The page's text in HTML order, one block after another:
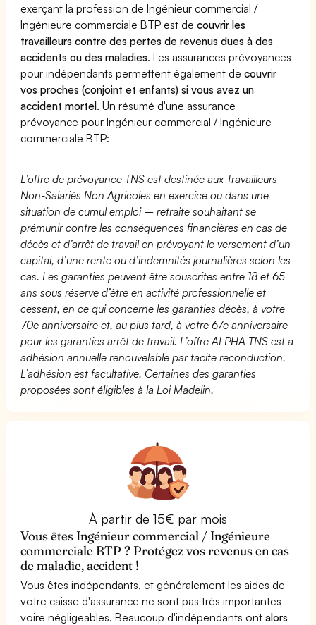
exerçant la profession de Ingénieur commercial /
Ingénieure commerciale BTP est decouvrir les
travailleurs contre des pertes de revenus dues à des
accidents ou des maladies. Les assurances prévoyances
pour indépendants permettent également decouvrir
vos proches (conjoint et enfants) si vous avez un
accident mortel. Un résumé d'une assurance
prévoyance pour Ingénieur commercial / Ingénieure
commerciale BTP:
L’offre de prévoyance TNS est destinée aux Travailleurs
Non-Salariés Non Agricoles en exercice ou dans une
situation de cumul emploi – retraite souhaitant se
prémunir contre les conséquences financières en cas de
décès et d’arrêt de travail en prévoyant le versement d’un
capital, d’une rente ou d’indemnités journalières selon les
cas. Les garanties peuvent être souscrites entre 18 et 65
ans sous réserve d’être en activité professionnelle et
cessent, en ce qui concerne les garanties décès, à votre
70e anniversaire et, au plus tard, à votre 67e anniversaire
pour les garanties arrêt de travail. L’offre ALPHA TNS est à
adhésion annuelle renouvelable par tacite reconduction.
L’adhésion est facultative. Certaines des garanties
proposées sont éligibles à la Loi Madelin.
À partir de 15€ par mois
Vous êtes Ingénieur commercial / Ingénieure
commerciale BTP ? Protégez vos revenus en cas
de maladie, accident !
Vous êtes indépendants, et généralement les aides de
votre caisse d'assurance ne sont pas très importantes
voire négligeables. Beaucoup d'indépendants ontalors